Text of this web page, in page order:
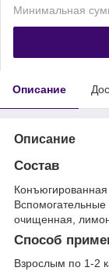
Минимальная
Описание
Описание
Состав
очищенная,
Способ
Взрослым по 1-2